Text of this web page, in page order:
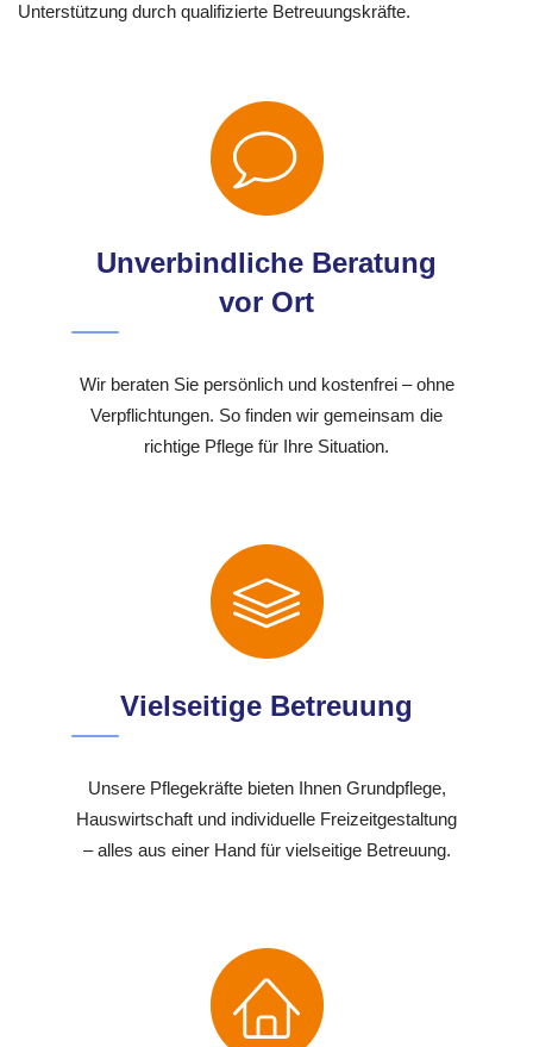
Unterstützung durch qualifizierte Betreuungskräfte.
Unverbindliche Beratung
vor Ort
Wir beraten Sie persönlich und kostenfrei – ohne
Verpflichtungen. So finden wir gemeinsam die
richtige Pflege für Ihre Situation.
Vielseitige Betreuung
Unsere Pflegekräfte bieten Ihnen Grundpflege,
Hauswirtschaft und individuelle Freizeitgestaltung
– alles aus einer Hand für vielseitige Betreuung.